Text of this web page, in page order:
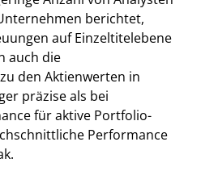
berichtet,
auf Einzeltitelebene
auch die
den Aktienwerten in
präzise als bei
für aktive Portfolio-
Performance